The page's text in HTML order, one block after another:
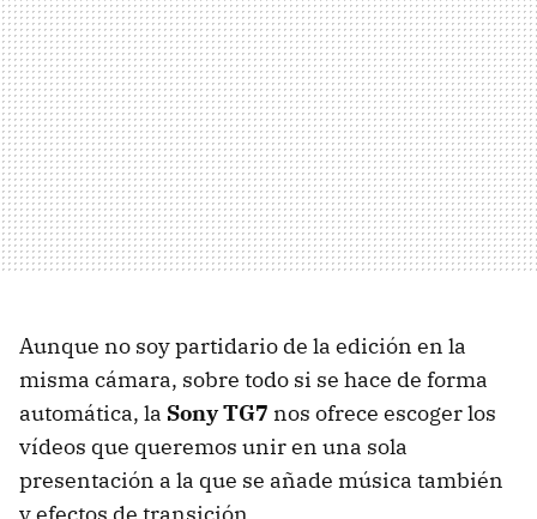
Aunque no soy partidario de la edición en la
misma cámara, sobre todo si se hace de forma
automática, la Sony TG7 nos ofrece escoger los
vídeos que queremos unir en una sola
presentación a la que se añade música también